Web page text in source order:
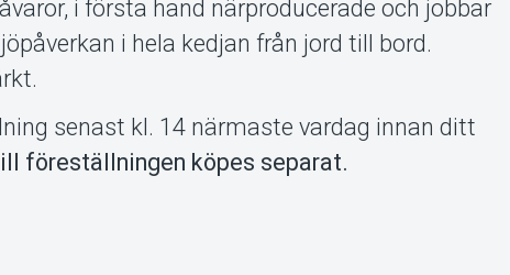
i första hand närproducerade och jobbar
i hela kedjan från jord till bord.
senast kl. 14 närmaste vardag innan ditt
föreställningen köpes separat.